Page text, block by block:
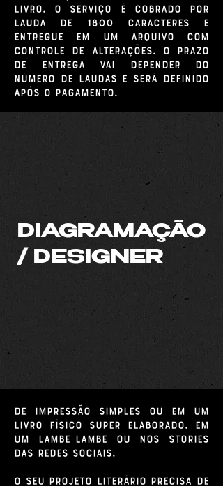
livro. O serviço é cobrado por
lauda de 1800 caracteres e
entregue em um arquivo com
controle de alterações. O prazo
de entrega vai depender do
número de laudas e será definido
após o pagamento.
DIAGRAMAÇÃO
/ DESIGNER
De impressão simples ou em um
livro físico super elaborado. Em
um lambe-lambe ou nos stories
das redes sociais.
O seu projeto literário precisa de